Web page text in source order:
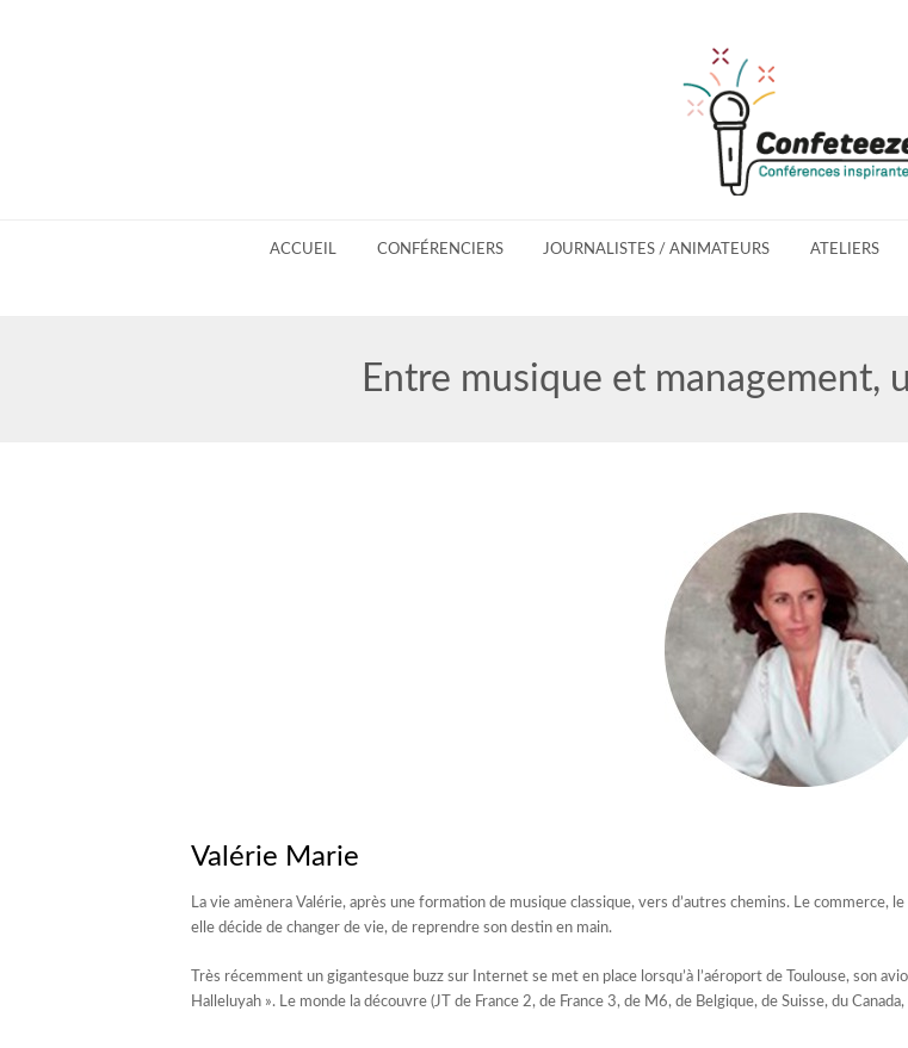
ACCUEIL CONFÉRENCIERS JOURNALISTES / ANIMATEURS ATELIERS
Entre musique et management,
Valérie Marie
La vie amènera Valérie, après une formation de musique classique, vers d’autres chemins. Le
elle décide de changer de vie, de reprendre son destin en main.
Très récemment un gigantesque buzz sur Internet se met en place lorsqu’à l’aéroport de Toulouse, son
Halleluyah ». Le monde la découvre (JT de France 2, de France 3, de M6, de Belgique, de Suisse, du